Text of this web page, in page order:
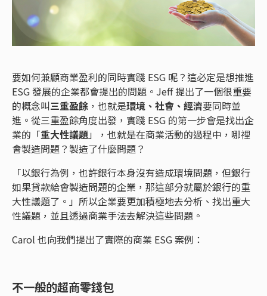
要如何兼顧商業盈利的同時實踐 ESG 呢？這必定是想推進
ESG 發展的企業都會提出的問題。Jeff 提出了一個很重要
的概念叫三重盈餘 ，也就是環境、社會、經濟要同時並
進。從三重盈餘角度出發，實踐 ESG 的第一步會是找出企
業的「重大性議題」，也就是在商業活動的過程中，哪裡
會製造問題？製造了什麼問題？
「以銀行為例，也許銀行本身沒有造成環境問題，但銀行
如果貸款給會製造問題的企業，那這部分就屬於銀行的重
大性議題了。」所以企業要更加積極地去分析、找出重大
性議題，並且透過商業手法去解決這些問題。
Carol 也向我們提出了實際的商業 ESG 案例：
不一般的超商零錢包